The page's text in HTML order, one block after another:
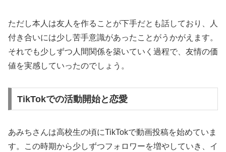
ただし本人は友人を作ることが下手だとも話しており、人
付き合いには少し苦手意識があったことがうかがえます。
それでも少しずつ人間関係を築いていく過程で、友情の価
値を実感していったのでしょう。
TikTokでの活動開始と恋愛
あみちさんは高校生の頃にTikTokで動画投稿を始めていま
す。この時期から少しずつフォロワーを増やしていき、イ